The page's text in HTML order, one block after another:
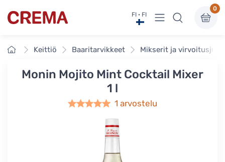
Crema FI · FI Näytä valikko
0
EtusivuKeittiö Baaritarvikkeet Mikserit ja
Monin Mojito Mint Cocktail Mixer
1 l
1 arvostelu